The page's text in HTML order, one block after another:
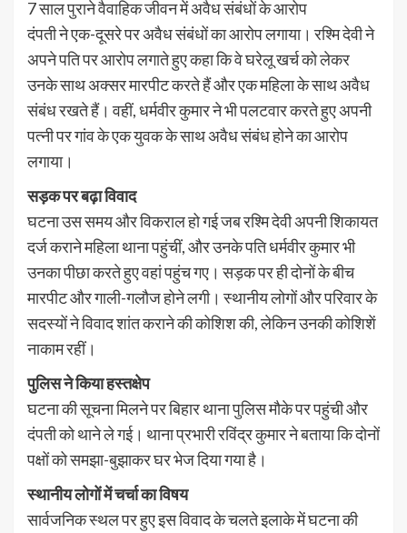
7 साल पुराने वैवाहिक जीवन में अवैध संबंधों के आरोप
दंपती ने एक-दूसरे पर अवैध संबंधों का आरोप लगाया। रश्मि देवी ने
अपने पति पर आरोप लगाते हुए कहा कि वे घरेलू खर्च को लेकर
उनके साथ अक्सर मारपीट करते हैं और एक महिला के साथ अवैध
संबंध रखते हैं। वहीं, धर्मवीर कुमार ने भी पलटवार करते हुए अपनी
पत्नी पर गांव के एक युवक के साथ अवैध संबंध होने का आरोप
लगाया।
सड़क पर बढ़ा विवाद
घटना उस समय और विकराल हो गई जब रश्मि देवी अपनी शिकायत
दर्ज कराने महिला थाना पहुंचीं, और उनके पति धर्मवीर कुमार भी
उनका पीछा करते हुए वहां पहुंच गए। सड़क पर ही दोनों के बीच
मारपीट और गाली-गलौज होने लगी। स्थानीय लोगों और परिवार के
सदस्यों ने विवाद शांत कराने की कोशिश की, लेकिन उनकी कोशिशें
नाकाम रहीं।
पुलिस ने किया हस्तक्षेप
घटना की सूचना मिलने पर बिहार थाना पुलिस मौके पर पहुंची और
दंपती को थाने ले गई। थाना प्रभारी रविंद्र कुमार ने बताया कि दोनों
पक्षों को समझा-बुझाकर घर भेज दिया गया है।
स्थानीय लोगों में चर्चा का विषय
सार्वजनिक स्थल पर हुए इस विवाद के चलते इलाके में घटना की